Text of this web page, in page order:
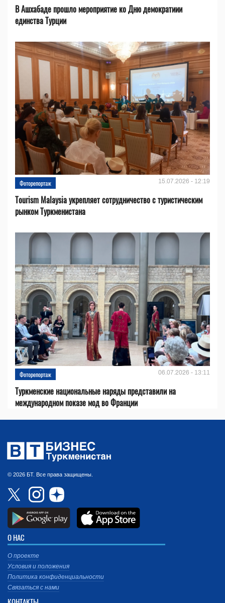
В Ашхабаде прошло мероприятие ко Дню демократиии
единства Турции
Фоторепортаж 15.07.2026 - 12:19
Tourism Malaysia укрепляет сотрудничество с туристическим
рынком Туркменистана
Фоторепортаж 06.07.2026 - 13:11
Туркменские национальные наряды представили на
международном показе мод во Франции
© 2026 БТ. Все права защищены.
О НАС
О проекте
Условия и положения
Политика конфиденциальности
Связаться с нами